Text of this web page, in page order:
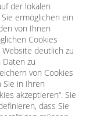
der lokalen
ermöglichen ein
von Ihnen
Cookies
deutlich zu
zu
von Cookies
Sie in Ihren
akzeptieren“. Sie
dass Sie